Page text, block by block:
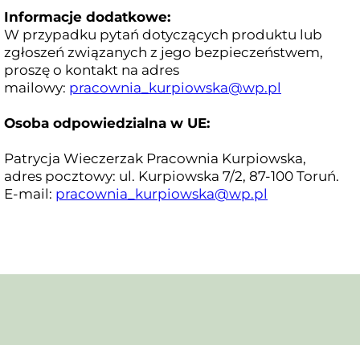
Informacje dodatkowe:
W przypadku pytań dotyczących produktu lub
zgłoszeń związanych z jego bezpieczeństwem,
proszę o kontakt na adres
mailowy: pracownia_kurpiowska@wp.pl
Osoba odpowiedzialna w UE:
Patrycja Wieczerzak Pracownia Kurpiowska,
adres pocztowy: ul. Kurpiowska 7/2, 87-100 Toruń.
E-mail: pracownia_kurpiowska@wp.pl